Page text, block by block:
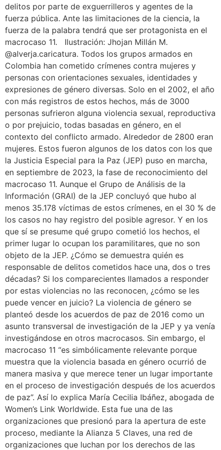
delitos por parte de exguerrilleros y agentes de la
fuerza pública. Ante las limitaciones de la ciencia, la
fuerza de la palabra tendrá que ser protagonista en el
macrocaso 11. Ilustración: Jhojan Millán M.
@alverja.caricatura. Todos los grupos armados en
Colombia han cometido crímenes contra mujeres y
personas con orientaciones sexuales, identidades y
expresiones de género diversas. Solo en el 2002, el año
con más registros de estos hechos, más de 3000
personas sufrieron alguna violencia sexual, reproductiva
o por prejuicio, todas basadas en género, en el
contexto del conflicto armado. Alrededor de 2800 eran
mujeres. Estos fueron algunos de los datos con los que
la Justicia Especial para la Paz (JEP) puso en marcha,
en septiembre de 2023, la fase de reconocimiento del
macrocaso 11. Aunque el Grupo de Análisis de la
Información (GRAI) de la JEP concluyó que hubo al
menos 35.178 víctimas de estos crímenes, en el 30 % de
los casos no hay registro del posible agresor. Y en los
que sí se presume qué grupo cometió los hechos, el
primer lugar lo ocupan los paramilitares, que no son
objeto de la JEP. ¿Cómo se demuestra quién es
responsable de delitos cometidos hace una, dos o tres
décadas? Si los comparecientes llamados a responder
por estas violencias no las reconocen, ¿cómo se les
puede vencer en juicio? La violencia de género se
planteó desde los acuerdos de paz de 2016 como un
asunto transversal de investigación de la JEP y ya venía
investigándose en otros macrocasos. Sin embargo, el
macrocaso 11 “es simbólicamente relevante porque
muestra que la violencia basada en género ocurrió de
manera masiva y que merece tener un lugar importante
en el proceso de investigación después de los acuerdos
de paz”. Así lo explica María Cecilia Ibáñez, abogada de
Women’s Link Worldwide. Esta fue una de las
organizaciones que presionó para la apertura de este
proceso, mediante la Alianza 5 Claves, una red de
organizaciones que luchan por los derechos de las